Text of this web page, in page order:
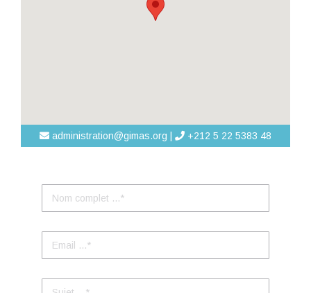
administration@gimas.org | +212 5 22 5383 48